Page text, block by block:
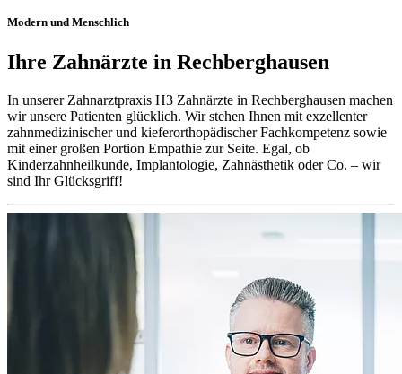
Modern und Menschlich
Ihre Zahnärzte in Rechberghausen
In unserer Zahnarztpraxis H3 Zahnärzte in Rechberghausen machen
wir unsere Patienten glücklich. Wir stehen Ihnen mit exzellenter
zahnmedizinischer und kieferorthopädischer Fachkompetenz sowie
mit einer großen Portion Empathie zur Seite. Egal, ob
Kinderzahnheilkunde, Implantologie, Zahnästhetik oder Co. – wir
sind Ihr Glücksgriff!